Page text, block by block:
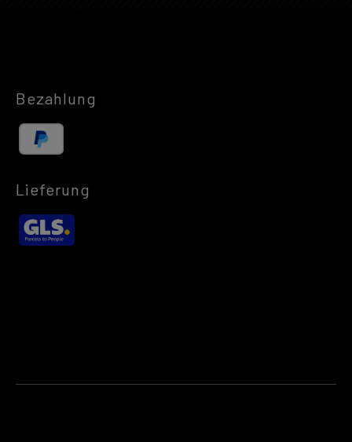
Bezahlung
Lieferung